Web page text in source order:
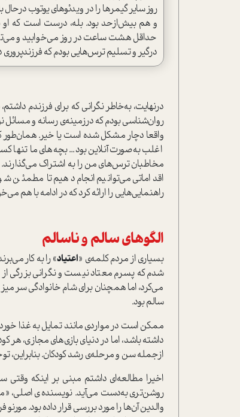
و هم بیش‌ازحد بود. بله، درست است که او
حداقل هشت ساعت در روز می‌خوابید و
درگیر و تسلیم ترس‌هایی بودم که
درنهایت، به‌خاطر نگرانی که برای فرزندم
روان‌شناسی بودم که درزمینه‌ی رسانه و مسائل
واقعا دچار مشکل شده است یا خیر. همان‌طور
اغلب به‌صورت آنلاین بود... بچه‌های ما تنها
مخاطبان ترس‌های من را به اشتراک می‌گذارند.
اقداماتی می‌توانیم انجام دهیم تا مطمئن
راهنمایی‌هایی را ارائه کرد که در ادامه با هم
الگوهای سالم و ناسالم
بسیاری از مردم کلمه‌ی «اعتیاد» را به کار
شدم که پسرم معتاد نیست و نگرانی بزرگی
می‌کرد، اما همچنان برای شام خانوادگی سر
سالم بود.
ممکن است در مواردی مانند تمایل به غذا
داشته باشد، اما در دنیای بازی‌های مجازی،
ازجمله سن و مرحله‌ی رشد کودکان. بنابراین،
اخیرا مطالعه‌ای داشتم مبنی بر اینکه وقتی
والدین آن‌ها را مورد بررسی قرار داده بود. مورنو